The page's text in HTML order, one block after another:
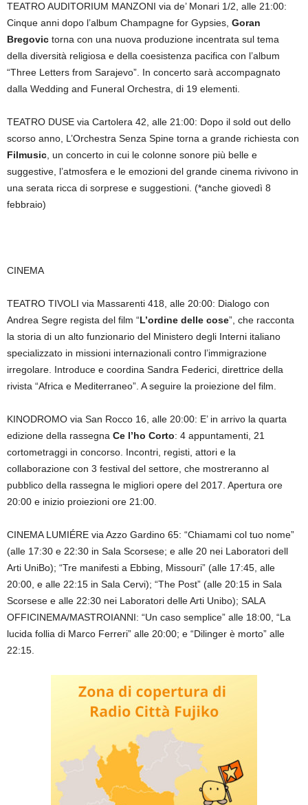
TEATRO AUDITORIUM MANZONI via de’ Monari 1/2, alle 21:00:
Cinque anni dopo l’album Champagne for Gypsies, Goran
Bregovic torna con una nuova produzione incentrata sul tema
della diversità religiosa e della coesistenza pacifica con l’album
“Three Letters from Sarajevo”. In concerto sarà accompagnato
dalla Wedding and Funeral Orchestra, di 19 elementi.
TEATRO DUSE via Cartolera 42, alle 21:00: Dopo il sold out dello
scorso anno, L’Orchestra Senza Spine torna a grande richiesta con
Filmusic , un concerto in cui le colonne sonore più belle e
suggestive, l’atmosfera e le emozioni del grande cinema rivivono in
una serata ricca di sorprese e suggestioni. (*anche giovedì 8
febbraio)
CINEMA
TEATRO TIVOLI via Massarenti 418, alle 20:00: Dialogo con
Andrea Segre regista del film “L’ordine delle cose” che racconta
la storia di un alto funzionario del Ministero degli Interni italiano
specializzato in missioni internazionali contro l’immigrazione
irregolare. Introduce e coordina Sandra Federici, direttrice della
rivista “Africa e Mediterraneo”. A seguire la proiezione del film.
KINODROMO via San Rocco 16, alle 20:00: E’ in arrivo la quarta
edizione della rassegna Ce l’ho Corto: 4 appuntamenti, 21
cortometraggi in concorso. Incontri, registi, attori e la
collaborazione con 3 festival del settore, che mostreranno al
pubblico della rassegna le migliori opere del 2017. Apertura ore
20:00 e inizio proiezioni ore 21:00.
CINEMA LUMIÉRE via Azzo Gardino 65: “Chiamami col tuo nome”
(alle 17:30 e 22:30 in Sala Scorsese; e alle 20 nei Laboratori dell
Arti UniBo); “Tre manifesti a Ebbing, Missouri” (alle 17:45, alle
20:00, e alle 22:15 in Sala Cervi); “The Post” (alle 20:15 in Sala
Scorsese e alle 22:30 nei Laboratori delle Arti Unibo); SALA
OFFICINEMA/MASTROIANNI: “Un caso semplice” alle 18:00, “La
lucida follia di Marco Ferreri” alle 20:00; e “Dilinger è morto” alle
22:15.